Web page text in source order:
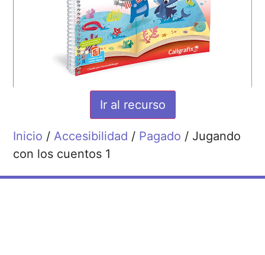
Ir al recurso
Inicio /Accesibilidad / Pagado / Jugando
con los cuentos 1